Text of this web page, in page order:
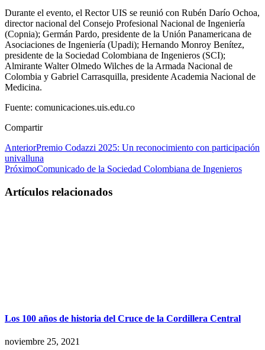
Durante el evento, el Rector UIS se reunió con Rubén Darío Ochoa,
director nacional del Consejo Profesional Nacional de Ingeniería
(Copnia); Germán Pardo, presidente de la Unión Panamericana de
Asociaciones de Ingeniería (Upadi); Hernando Monroy Benítez,
presidente de la Sociedad Colombiana de Ingenieros (SCI);
Almirante Walter Olmedo Wilches de la Armada Nacional de
Colombia y Gabriel Carrasquilla, presidente Academia Nacional de
Medicina.
Fuente: comunicaciones.uis.edu.co
Compartir
AnteriorPremio Codazzi 2025: Un reconocimiento con participación
univalluna
PróximoComunicado de la Sociedad Colombiana de Ingenieros
Artículos relacionados
Los 100 años de historia del Cruce de la Cordillera Central
noviembre 25, 2021